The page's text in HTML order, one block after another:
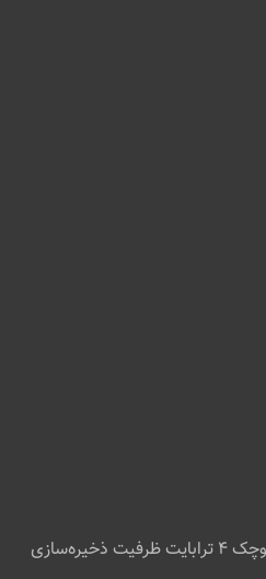
این کارت حافظه کوچک ۴ ترابایت ظرفیت ذخیره‌سازی